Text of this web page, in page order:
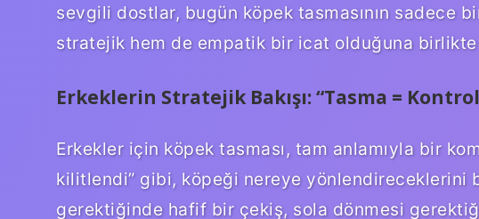
sevgili dostlar, bugün köpek tasmasının sadece
stratejik hem de empatik bir icat olduğuna
Erkeklerin Stratejik Bakışı: “Tasma =
Erkekler için köpek tasması, tam anlamıyla bir
kilitlendi” gibi, köpeği nereye yönlendireceklerini
gerektiğinde hafif bir çekiş, sola dönmesi